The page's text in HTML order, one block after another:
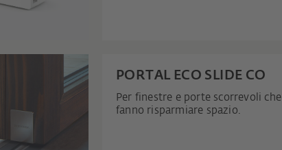
PORTAL ECO SLIDE CO
Per finestre e porte scorrevoli che
fanno risparmiare spazio.